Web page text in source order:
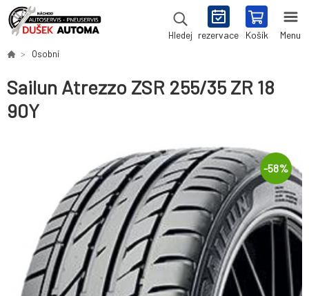
Hledej rezervace Košík Menu
Osobní
Sailun Atrezzo ZSR 255/35 ZR 18
90Y
-58%